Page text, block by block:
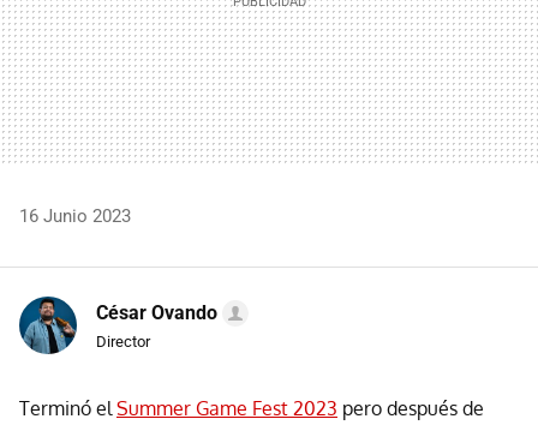
16 Junio 2023
César Ovando
Director
Terminó el Summer Game Fest 2023 pero después de